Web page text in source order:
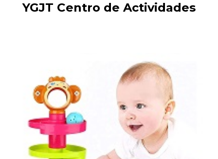
YGJT Centro de Actividades